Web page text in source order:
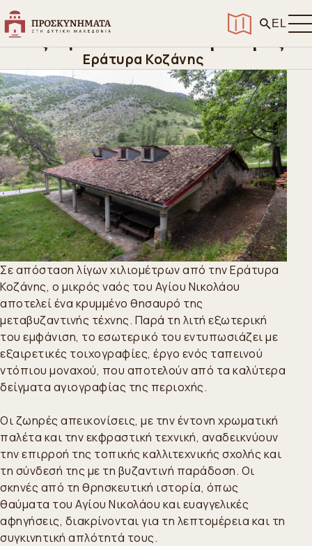
EL
Αρχική
Ναός Αγίου Νικολάου Εράτυρας
Ναός Αγίου Νικολάου Εράτυρας
Εράτυρα Κοζάνης
Σε απόσταση λίγων χιλιομέτρων από την Εράτυρα
Κοζάνης, ο μικρός ναός του Αγίου Νικολάου
αποτελεί ένα κρυμμένο θησαυρό της
μεταβυζαντινής τέχνης. Παρά τη λιτή εξωτερική
του εμφάνιση, το εσωτερικό του εντυπωσιάζει με
εξαιρετικές τοιχογραφίες, έργο ενός ταπεινού
ντόπιου μοναχού, που αποτελούν από τα καλύτερα
δείγματα αγιογραφίας της περιοχής.
Οι ζωηρές απεικονίσεις, με την έντονη χρωματική
παλέτα και την εκφραστική τεχνική, αναδεικνύουν
την επιρροή της τοπικής καλλιτεχνικής σχολής και
τη σύνδεσή της με τη βυζαντινή παράδοση. Οι
σκηνές από τη θρησκευτική ιστορία, όπως
θαύματα του Αγίου Νικολάου και ευαγγελικές
αφηγήσεις, διακρίνονται για τη λεπτομέρεια και τη
συγκινητική απλότητά τους.